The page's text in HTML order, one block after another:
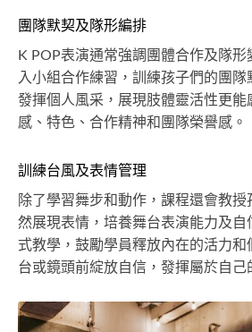
團隊默契及隊形編排
K POP表演通常強調團體合作及隊形
入小組合作練習，訓練孩子們的團
發揮個人風采，展現肢體靈活性更能
感、特色、合作精神和團隊榮譽感。
訓練台風及表情管理
除了學習舞步和動作，課程還會教授
然展現表情，培養舞台表演能力及自
式教學，鼓勵學員釋放內在的活力
台或鏡頭前綻放自信，發揮屬於自己